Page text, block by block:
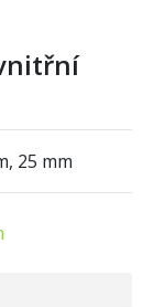
25 mm